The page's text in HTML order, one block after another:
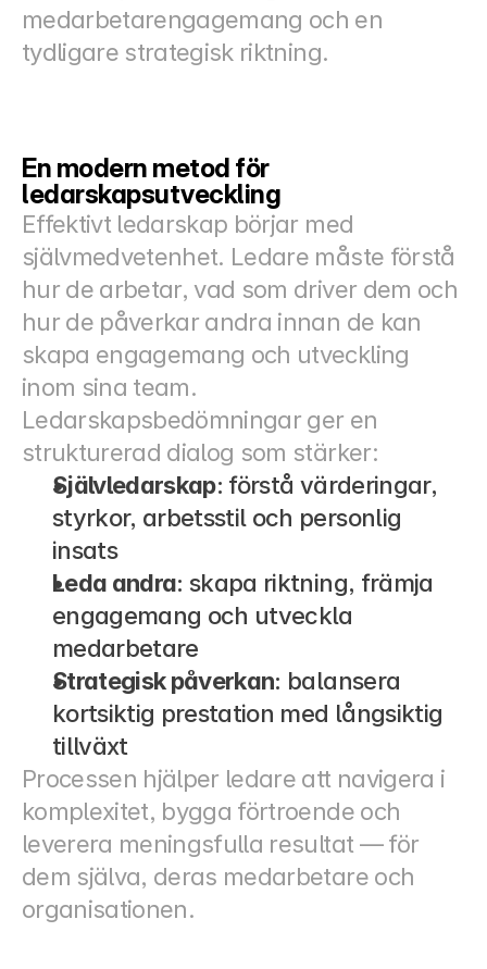
medarbetarengagemang och en
tydligare strategisk riktning.
En modern metod för
ledarskapsutveckling
Effektivt ledarskap börjar med
självmedvetenhet. Ledare måste förstå
hur de arbetar, vad som driver dem och
hur de påverkar andra innan de kan
skapa engagemang och utveckling
inom sina team.
Ledarskapsbedömningar ger en
strukturerad dialog som stärker:
Självledarskap: förstå värderingar,
styrkor, arbetsstil och personlig
insats
Leda andra: skapa riktning, främja
engagemang och utveckla
medarbetare
Strategisk påverkan: balansera
kortsiktig prestation med långsiktig
tillväxt
Processen hjälper ledare att navigera i
komplexitet, bygga förtroende och
leverera meningsfulla resultat — för
dem själva, deras medarbetare och
organisationen.